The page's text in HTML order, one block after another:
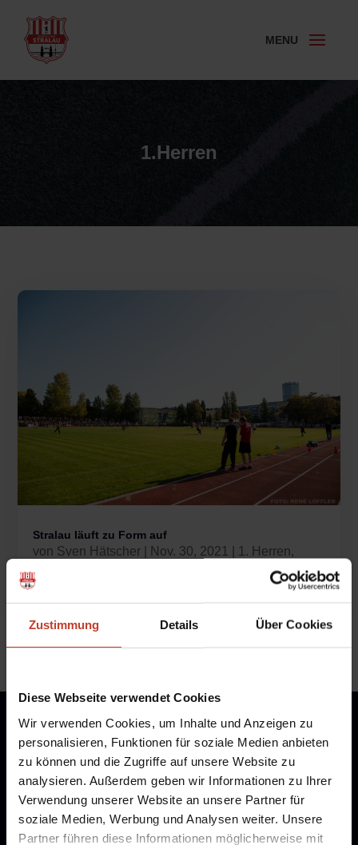
Zustimmung Details Über Cookies
Diese Webseite verwendet Cookies
Wir verwenden Cookies, um Inhalte und Anzeigen zu
personalisieren, Funktionen für soziale Medien anbieten
zu können und die Zugriffe auf unsere Website zu
analysieren. Außerdem geben wir Informationen zu Ihrer
Verwendung unserer Website an unsere Partner für
soziale Medien, Werbung und Analysen weiter. Unsere
Partner führen diese Informationen möglicherweise mit
1.Herren
Stralau läuft zu Form auf
von Sven Hätscher Nov. 30, 2021 1. Herren,
Aktuelles
Spielberichte 1. Herren